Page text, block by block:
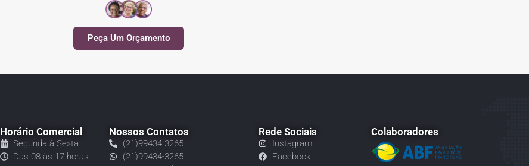
Peça Um Orçamento
Horário Comercial
Segunda à Sexta
Das 08 às 17 horas
Nossos Contatos
(21)99434-3265
(21)99434-3265
Rede Sociais
Instagram
Facebook
Colaboradores